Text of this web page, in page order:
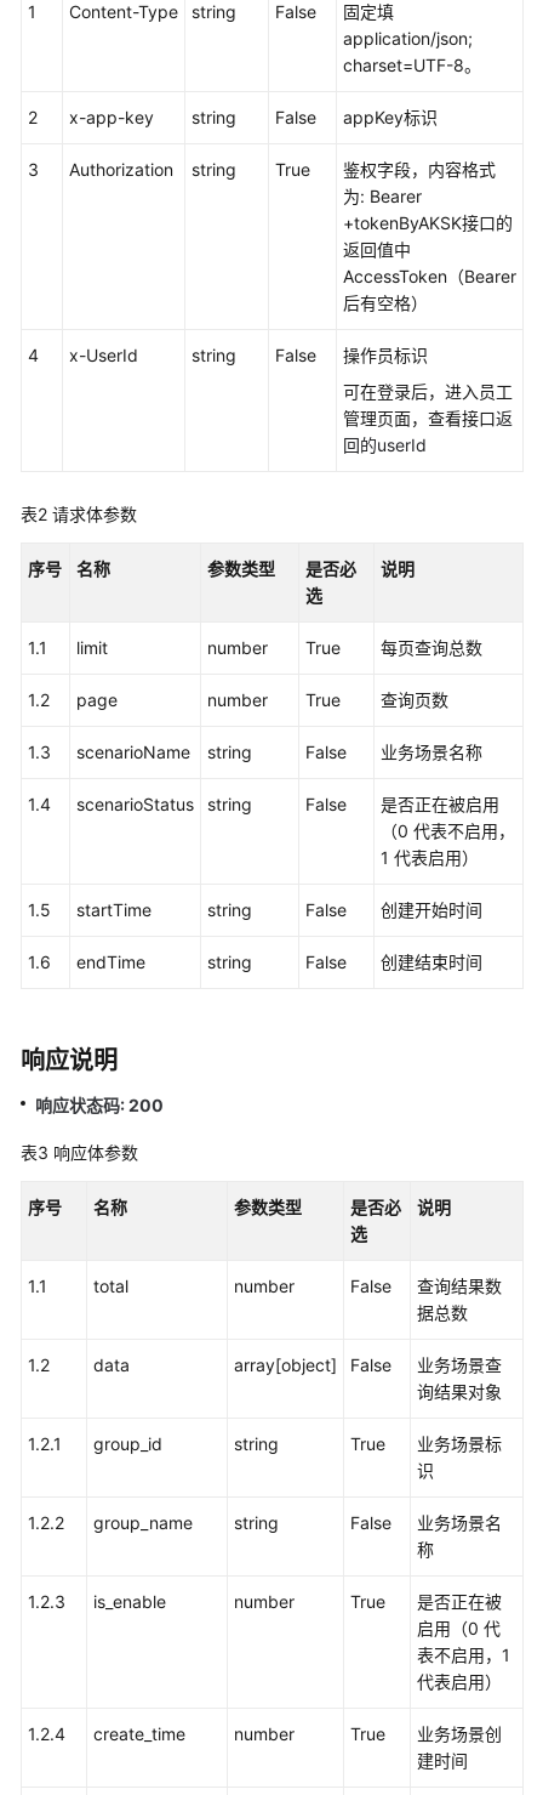
口
权
置
（API
叫
心
置
和
呼
能
成
音
成
听
功
1 Content-Type string False
固定填
application/json;
charset=UTF-8。
2 x-app-key string False appKey标识
3 Authorization string True
鉴权字段，内容格式
为: Bearer
+tokenByAKSK接口的
返回值中
AccessToken（Bearer
后有空格）
4 x-UserId string False
操作员标识
可在登录后，进入员工
管理页面，查看接口返
回的userId
表2 请求体参数
序号 名称 参数类型
是否必
选
说明
1.1 limit number True 每页查询总数
1.2 page number True 查询页数
1.3 scenarioName string False 业务场景名称
1.4 scenarioStatus string False
是否正在被启用
（0 代表不启用，
1 代表启用）
1.5 startTime string False 创建开始时间
1.6 endTime string False 创建结束时间
响应说明
响应状态码: 200
表3 响应体参数
序号 名称 参数类型
是否必
选
说明
1.1 total number False
查询结果数
据总数
1.2 data array[object] False
业务场景查
询结果对象
1.2.1 group_id string True
业务场景标
识
1.2.2 group_name string False
业务场景名
称
1.2.3 is_enable number True
是否正在被
启用（0 代
表不启用，1
代表启用）
1.2.4 create_time number True
业务场景创
建时间